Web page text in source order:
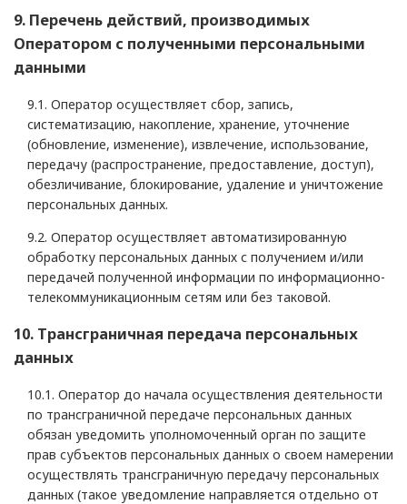
9. Перечень действий, производимых
Оператором с полученными персональными
данными
9.1. Оператор осуществляет сбор, запись,
систематизацию, накопление, хранение, уточнение
(обновление, изменение), извлечение, использование,
передачу (распространение, предоставление, доступ),
обезличивание, блокирование, удаление и уничтожение
персональных данных.
9.2. Оператор осуществляет автоматизированную
обработку персональных данных с получением и/или
передачей полученной информации по информационно-
телекоммуникационным сетям или без таковой.
10. Трансграничная передача персональных
данных
10.1. Оператор до начала осуществления деятельности
по трансграничной передаче персональных данных
обязан уведомить уполномоченный орган по защите
прав субъектов персональных данных о своем намерении
осуществлять трансграничную передачу персональных
данных (такое уведомление направляется отдельно от